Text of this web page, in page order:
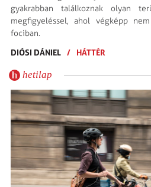
gyakrabban találkoznak olyan
megfigyeléssel, ahol végképp
fociban.
DIÓSI DÁNIEL / HÁTTÉR
hetilap